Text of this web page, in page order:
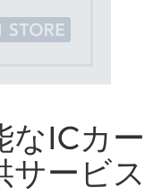
なICカー
サービス